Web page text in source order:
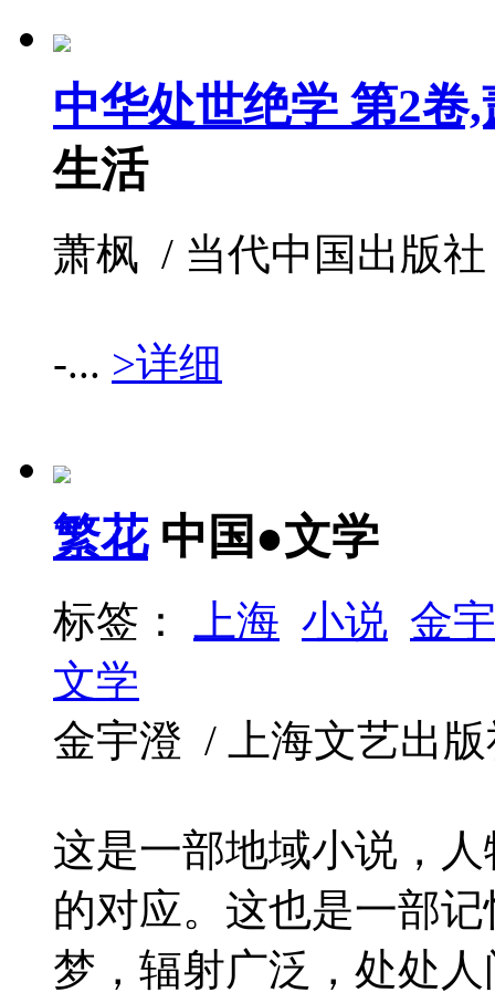
中华处世绝学 第2卷
生活
萧枫 / 当代中国出版
-... >详细
繁花 中国●文学
标签： 上海 小说 金
文学
金宇澄 / 上海文艺出
这是一部地域小说，
的对应。这也是一部
梦，辐射广泛，处处